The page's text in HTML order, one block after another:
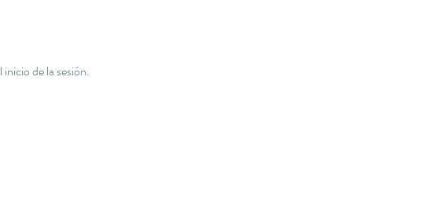
de la sesión.